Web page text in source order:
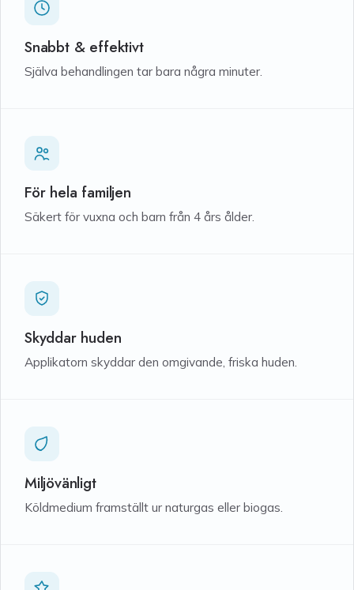
Snabbt & effektivt
Själva behandlingen tar bara några minuter.
För hela familjen
Säkert för vuxna och barn från 4 års ålder.
Skyddar huden
Applikatorn skyddar den omgivande, friska huden.
Miljövänligt
Köldmedium framställt ur naturgas eller biogas.